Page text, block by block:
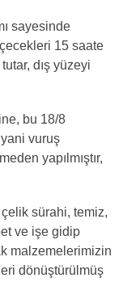
sayesinde
15 saate
dış yüzeyi
bu 18/8
vuruş
yapılmıştır,
sürahi, temiz,
ve işe gidip
malzemelerimizin
dönüştürülmüş